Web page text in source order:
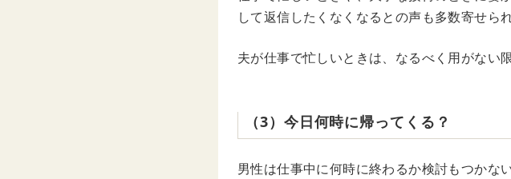
して返信したくなくなるとの声も多数寄せられ
夫が仕事で忙しいときは、なるべく用がない
（3）今日何時に帰ってくる？
男性は仕事中に何時に終わるか検討もつかな